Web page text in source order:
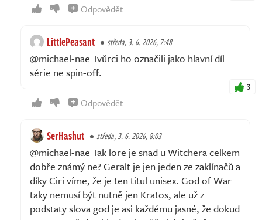
Odpovědět
LittlePeasant středa, 3. 6. 2026, 7:48
@michael-nae Tvůrci ho označili jako hlavní díl
série ne spin-off.
3
Odpovědět
SerHashut středa, 3. 6. 2026, 8:03
@michael-nae Tak lore je snad u Witchera celkem
dobře známý ne? Geralt je jen jeden ze zaklínačů a
díky Ciri víme, že je ten titul unisex. God of War
taky nemusí být nutně jen Kratos, ale už z
podstaty slova god je asi každému jasné, že dokud